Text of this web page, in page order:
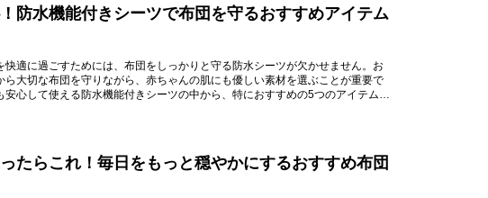
防水機能付きシーツで布団を守るおすすめアイテム
快適に過ごすためには、布団をしっかりと守る防水シーツが欠かせません。お
ら大切な布団を守りながら、赤ちゃんの肌にも優しい素材を選ぶことが重要で
安心して使える防水機能付きシーツの中から、特におすすめの5つのアイテムを
たらこれ！毎日をもっと穏やかにするおすすめ布団